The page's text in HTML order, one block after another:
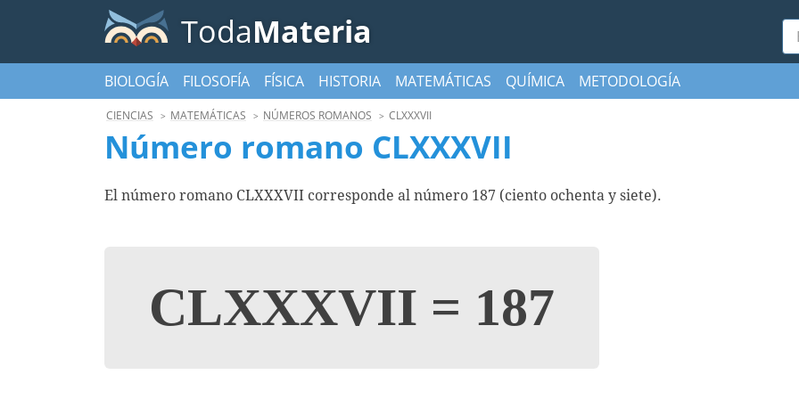
TodaMateria
BIOLOGÍA FILOSOFÍA FÍSICA HISTORIA MATEMÁTICAS QUÍMICA METODOLOGÍA
CIENCIAS MATEMÁTICAS NÚMEROS ROMANOS CLXXXVII
Número romano CLXXXVII
El número romano CLXXXVII corresponde al número 187 (ciento ochenta y siete).
CLXXXVII = 187